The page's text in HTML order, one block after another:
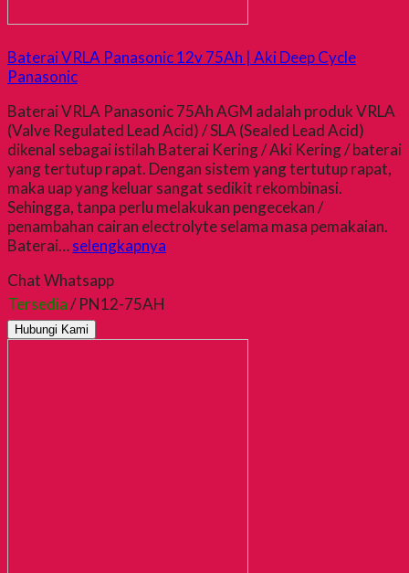
Baterai VRLA Panasonic 12v 75Ah | Aki Deep Cycle
Panasonic
Baterai VRLA Panasonic 75Ah AGM adalah produk VRLA
(Valve Regulated Lead Acid) / SLA (Sealed Lead Acid)
dikenal sebagai istilah Baterai Kering / Aki Kering / baterai
yang tertutup rapat. Dengan sistem yang tertutup rapat,
maka uap yang keluar sangat sedikit rekombinasi.
Sehingga, tanpa perlu melakukan pengecekan /
penambahan cairan electrolyte selama masa pemakaian.
Baterai…selengkapnya
Chat Whatsapp
Tersedia/ PN12-75AH
Hubungi Kami